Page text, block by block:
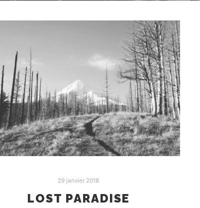
29 janvier 2018
LOST PARADISE